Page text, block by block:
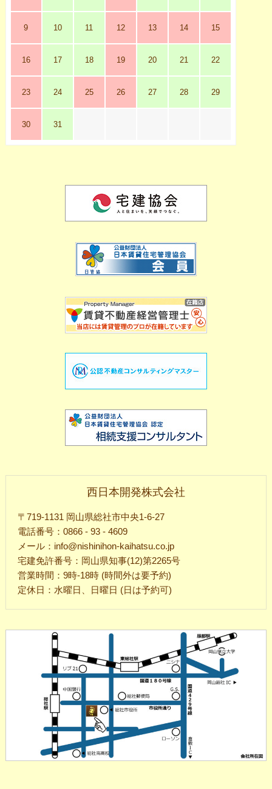
9 10 11 12 13 14 15
16 17 18 19 20 21 22
23 24 25 26 27 28 29
30 31
西日本開発株式会社
〒719-1131 岡山県総社市中央1-6-27
電話番号：0866 - 93 - 4609
メール：info@nishinihon-kaihatsu.co.jp
宅建免許番号：岡山県知事(12)第2265号
営業時間：9時-18時 (時間外は要予約)
定休日：水曜日、日曜日 (日は予約可)